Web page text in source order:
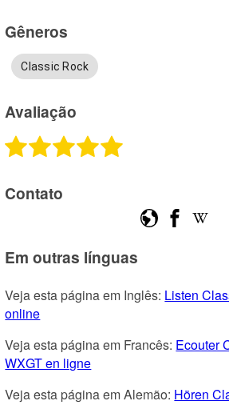
Gêneros
Classic Rock
Avaliação
Contato
Em outras línguas
Veja esta página em Inglês: Listen
online
Veja esta página em Francês: Ecouter
WXGT en ligne
Veja esta página em Alemão: Hören